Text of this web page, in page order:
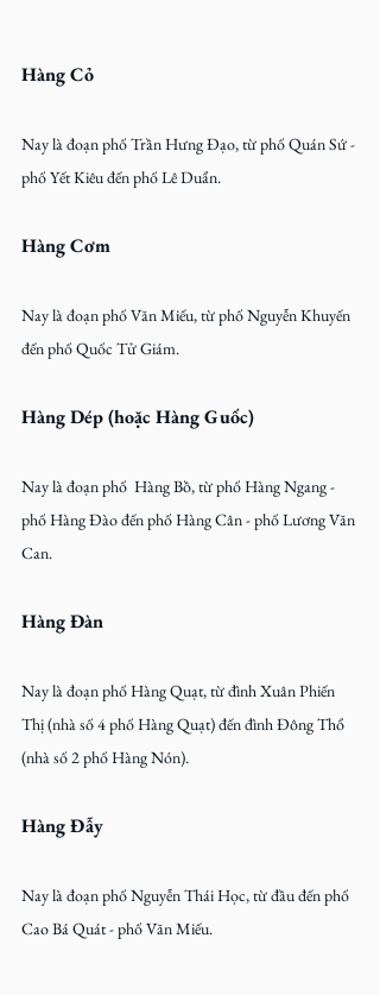
Hàng Cỏ
Nay là đoạn phố Trần Hưng Đạo, từ phố Quán Sứ -
phố Yết Kiêu đến phố Lê Duẩn.
Hàng Cơm
Nay là đoạn phố Văn Miếu, từ phố Nguyễn Khuyến
đến phố Quốc Tử Giám.
Hàng Dép (hoặc Hàng Guốc)
Nay là đoạn phố  Hàng Bồ, từ phố Hàng Ngang -
phố Hàng Đào đến phố Hàng Cân - phố Lương Văn
Can.
Hàng Đàn
Nay là đoạn phố Hàng Quạt, từ đình Xuân Phiến
Thị (nhà số 4 phố Hàng Quạt) đến đình Đông Thổ
(nhà số 2 phố Hàng Nón).
Hàng Đẫy
Nay là đoạn phố Nguyễn Thái Học, từ đầu đến phố
Cao Bá Quát - phố Văn Miếu.